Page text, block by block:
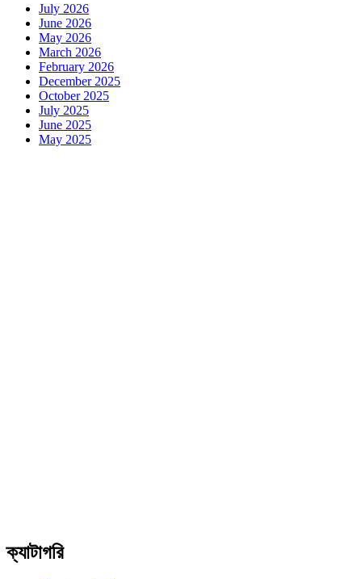
July 2026
June 2026
May 2026
March 2026
February 2026
December 2025
October 2025
July 2025
June 2025
May 2025
ক্যাটাগরি